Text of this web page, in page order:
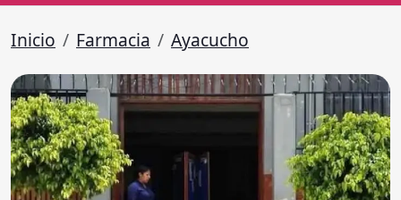
Inicio Farmacia Ayacucho